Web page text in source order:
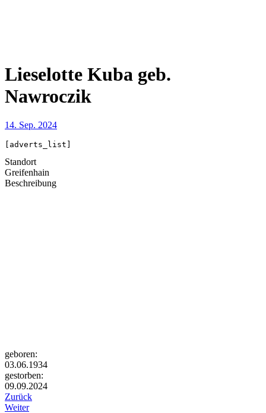
Lieselotte Kuba geb.
Nawroczik
14. Sep. 2024
[adverts_list]
Standort
Greifenhain
Beschreibung
geboren:
03.06.1934
gestorben:
09.09.2024
Zurück
Weiter